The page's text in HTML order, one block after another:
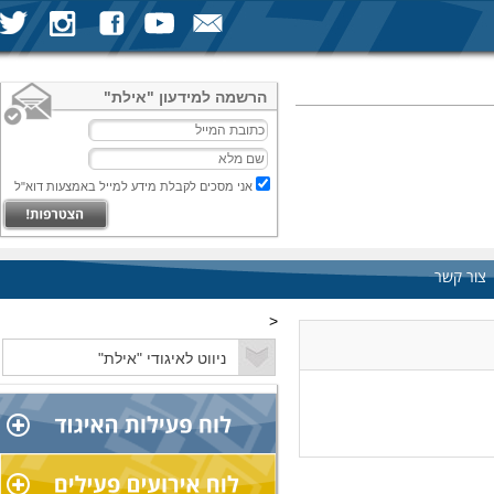
הרשמה למידעון "אילת"
אני מסכים לקבלת מידע למייל באמצעות דוא"ל
צור קשר
<